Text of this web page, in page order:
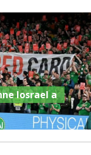
Iosrael a